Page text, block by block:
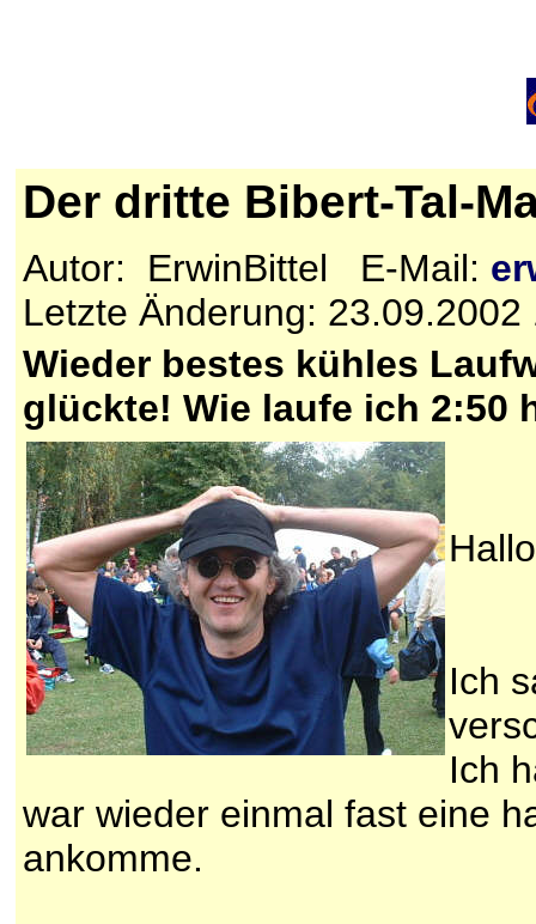
Der dritte Bibert-Tal-
Autor: ErwinBittel E-Mail:
Letzte Änderung: 23.09.2002
Wieder bestes kühles
glückte! Wie laufe ich 2:50
Ich
Ich
war wieder einmal fast eine
ankomme.